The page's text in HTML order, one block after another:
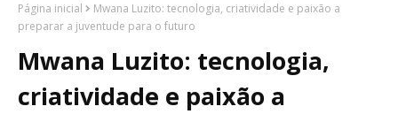
Página inicial
Mwana Luzito: tecnologia, criatividade e paixão a
preparar a juventude para o futuro
Mwana Luzito: tecnologia,
criatividade e paixão a